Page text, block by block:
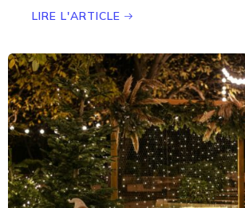
LIRE L'ARTICLE